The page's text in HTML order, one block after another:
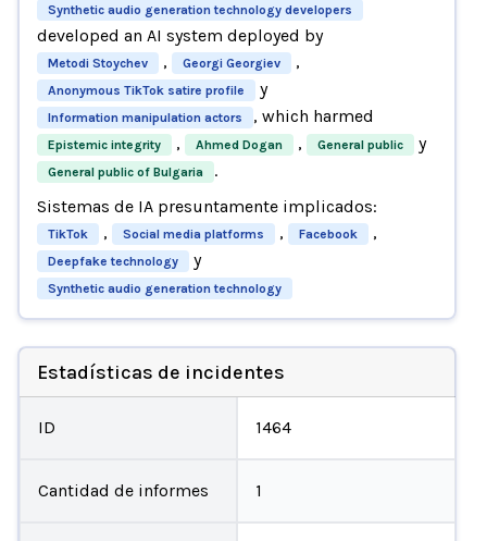
Synthetic audio generation technology developers
developed an AI system deployed by
Metodi Stoychev , Georgi Georgiev ,
Anonymous TikTok satire profile y
Information manipulation actors , which harmed
Epistemic integrity , Ahmed Dogan , General public y
General public of Bulgaria
.
Sistemas de IA presuntamente implicados:
TikTok , Social media platforms , Facebook ,
Deepfake technology y
Synthetic audio generation technology
Estadísticas de incidentes
ID 1464
Cantidad de informes 1